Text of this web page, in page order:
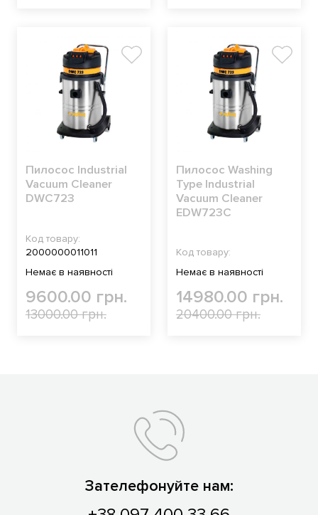
Пилосос Industrial
Vacuum Cleaner
DWC723
Код товару:
2000000011011
Немає в наявності
9600.00 грн.
13000.00 грн.
Пилосос Washing
Type Industrial
Vacuum Cleaner
ЕDW723C
Код товару:
Немає в наявності
14980.00 грн.
20400.00 грн.
Зателефонуйте нам: